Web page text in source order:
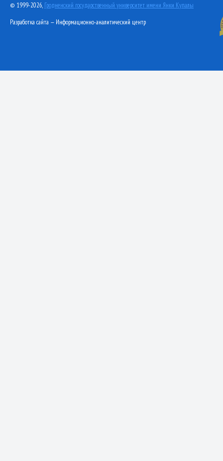
© 1999-2026, Гродненский государственный университет имени Янки Купалы
Разработка сайта — Информационно-аналитический центр